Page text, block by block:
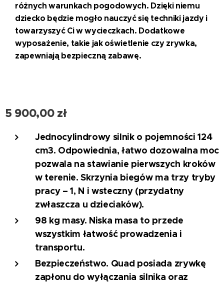
różnych warunkach pogodowych. Dzięki niemu
dziecko będzie mogło nauczyć się techniki jazdy i
towarzyszyć Ci w wycieczkach. Dodatkowe
wyposażenie, takie jak oświetlenie czy zrywka,
zapewniają bezpieczną zabawę.
5 900,00zł
Jednocylindrowy silnik o pojemności 124
cm3. Odpowiednia, łatwo dozowalna moc
pozwala na stawianie pierwszych kroków
w terenie. Skrzynia biegów ma trzy tryby
pracy – 1, N i wsteczny (przydatny
zwłaszcza u dzieciaków).
98 kg masy. Niska masa to przede
wszystkim łatwość prowadzenia i
transportu.
Bezpieczeństwo. Quad posiada zrywkę
zapłonu do wyłączania silnika oraz